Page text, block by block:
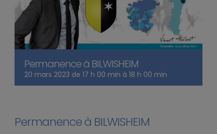
Permanence à BILWISHEIM
20 mars 2023 de 17 h 00 min à 18 h 00 min
Permanence à BILWISHEIM